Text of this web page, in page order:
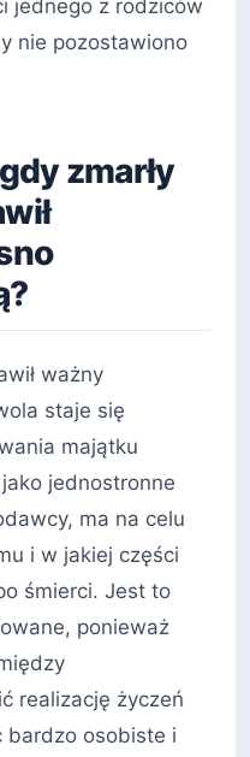
jednego z rodziców
nie pozostawiono
zmarły
ważny
staje się
majątku
jednostronne
ma na celu
i w jakiej części
śmierci. Jest to
ponieważ
realizację życzeń
bardzo osobiste i